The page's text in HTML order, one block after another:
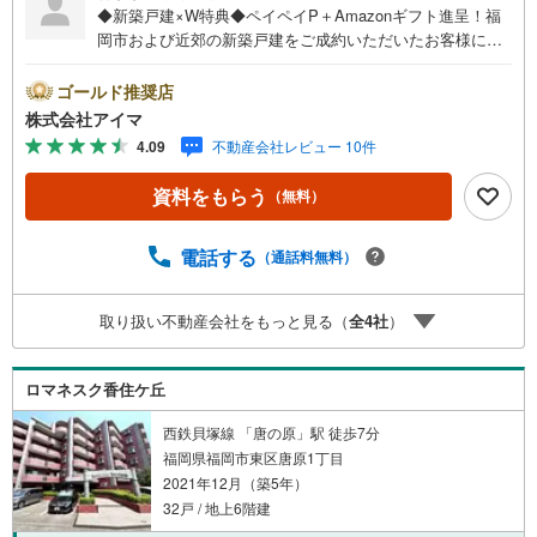
◆新築戸建×W特典◆ペイペイP＋Amazonギフト進呈！福
岡市および近郊の新築戸建をご成約いただいたお客様に、
当社独自の企業努力によるキャンペーンで、他では手に入
りません。特典は期間限定・数量限定のため、お早めにご
相談ください。さらに大手ネット銀行と提携し低金利住宅
ローンをご案内。お借入期間01～40年:金利0.949％、41～5
0年:1.349％と、利上げ前の今こそ注目の水準です。他金融
機関とも多数提携し、福岡市内・郊外で新築戸建をご検討
ンをご提案します。平日・夜間の現地案内や、ご自宅・最
た方、転職後で審査に不安がある方、車・カード・リボ等
のお借入れがある方も大歓迎！【キャンペーン期間:2026年
9月30日まで】福岡市内・郊外の新築戸建情報を豊富にご用
意し、初めての方も安心してご相談いただけます。まずは
お気軽にお問い合わせくださいませ。
ゴールド推奨店
株式会社アイマ
4.09 不動産会社レビュー 10件
資料をもらう （無料）
電話する （通話料無料）
取り扱い不動産会社をもっと見る（全4社）
ロマネスク香住ケ丘
西鉄貝塚線 「唐の原」駅 徒歩7分
福岡県福岡市東区唐原1丁目
2021年12月（築5年）
32戸 / 地上6階建